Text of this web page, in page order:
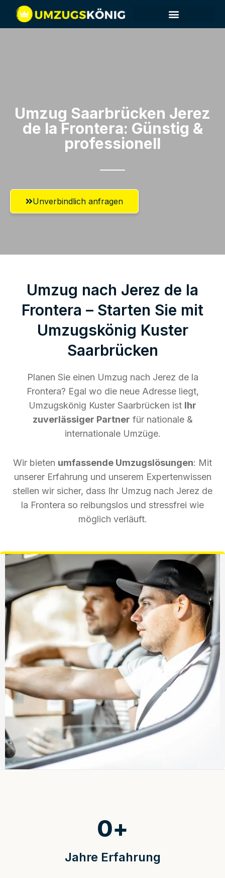
Umzug Saarbrücken​ Jerez
de la Frontera: Günstig &
professionell​
Unverbindlich anfragen
Umzug nach Jerez de la
Frontera – Starten Sie mit
Umzugskönig Kuster
Saarbrücken
Planen Sie einen Umzug nach Jerez de la
Frontera? Egal wo die neue Adresse liegt,
Umzugskönig Kuster Saarbrücken ist Ihr
zuverlässiger Partner für nationale &
internationale Umzüge.
Wir bieten umfassende Umzugslösungen: Mit
unserer Erfahrung und unserem Expertenwissen
stellen wir sicher, dass Ihr Umzug nach Jerez de
la Frontera so reibungslos und stressfrei wie
möglich verläuft.
Jahre Erfahrung
0+